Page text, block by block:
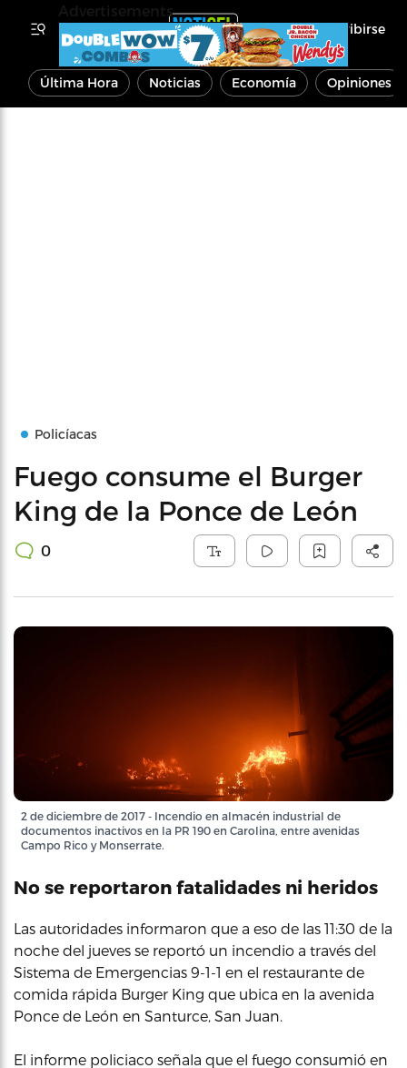
Inscribirse
Última Hora Noticias Economía Opiniones
Policíacas
Fuego consume el Burger
King de la Ponce de León
0
2 de diciembre de 2017 - Incendio en almacén industrial de
documentos inactivos en la PR 190 en Carolina, entre avenidas
Campo Rico y Monserrate.
No se reportaron fatalidades ni heridos
Las autoridades informaron que a eso de las 11:30 de la
noche del jueves se reportó un incendio a través del
Sistema de Emergencias 9-1-1 en el restaurante de
comida rápida Burger King que ubica en la avenida
Ponce de León en Santurce, San Juan.
El informe policiaco señala que el fuego consumió en
Advertisements